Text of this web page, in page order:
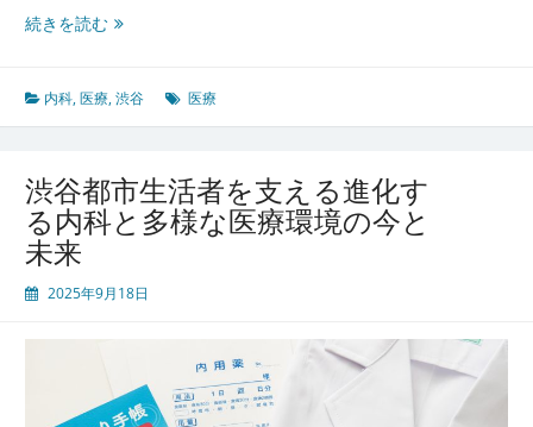
続きを読む躍
る
渋
都
市
を
多
様
内科,医療,渋谷 医療
渋谷都市生活者を支える進化す
る内科と多様な医療環境の今と
未来
2025年9月18日